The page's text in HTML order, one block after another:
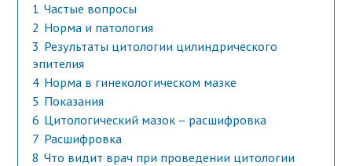
1 Частые вопросы
2 Норма и патология
3 Результаты цитологии цилиндрического
эпителия
4 Норма в гинекологическом мазке
5 Показания
6 Цитологический мазок – расшифровка
7 Расшифровка
8 Что видит врач при проведении цитологии